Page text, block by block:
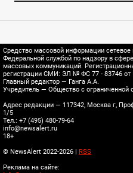
Средство массовой информации сетевое
Федеральной службой по надзору в
массовых коммуникаций.
регистрации СМИ: ЭЛ № ФС 77 - 83746 от
Главный редактор — Ганга А.А.
Учредитель — Общество с
Адрес редакции — 117342, Москва г,
1/5
Тел.: +7 (495) 480-79-64
info@newsalert.ru
18+
© NewsAlert 2022-2026 |
RSS
Реклама на сайте: